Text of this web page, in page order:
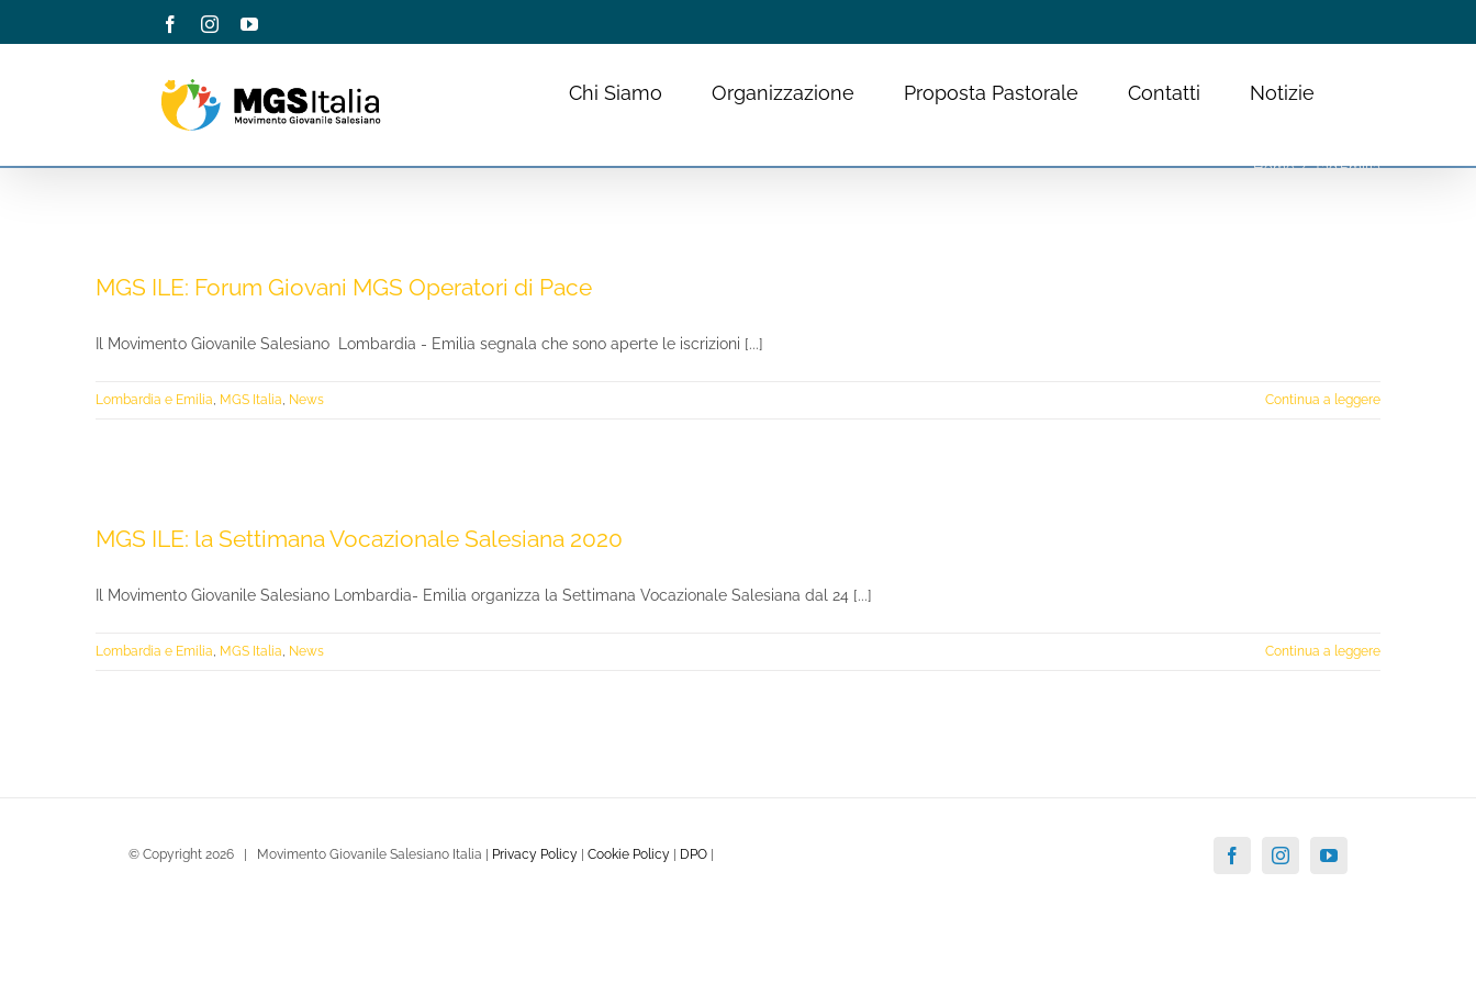
al
FacebookInstagramYouTube
Chi Siamo Organizzazione Proposta Pastorale Contatti Notizie
Home Tag:Emilia
MGS ILE: Forum Giovani MGS Operatori di Pace
Il Movimento Giovanile Salesiano Lombardia - Emilia segnala che sono aperte le iscrizioni [...]
Lombardia e Emilia, MGS Italia, News Continua a leggere
MGS ILE: la Settimana Vocazionale Salesiana 2020
Il Movimento Giovanile Salesiano Lombardia- Emilia organizza la Settimana Vocazionale Salesiana dal 24 [...]
Lombardia e Emilia, MGS Italia, News Continua a leggere
© Copyright 2026 | Movimento Giovanile Salesiano Italia | Privacy Policy Cookie Policy DPO FacebookInstagramYouTube